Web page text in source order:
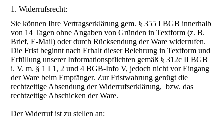
1. Widerrufsrecht:
Sie können Ihre Vertragserklärung gem. § 355 I BGB innerhalb
von 14 Tagen ohne Angaben von Gründen in Textform (z. B.
Brief, E-Mail) oder durch Rücksendung der Ware widerrufen.
Die Frist beginnt nach Erhalt dieser Belehrung in Textform und
Erfüllung unserer Informationspflichten gemäß § 312c II BGB
i. V. m. § 1 I 1, 2 und 4 BGB-Info V, jedoch nicht vor Eingang
der Ware beim Empfänger. Zur Fristwahrung genügt die
rechtzeitige Absendung der Widerrufserklärung, bzw. das
rechtzeitige Abschicken der Ware.
Der Widerruf ist zu stellen an: